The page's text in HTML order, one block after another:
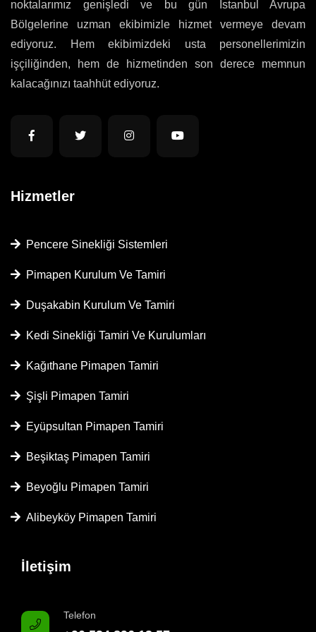
noktalarımız genişledi ve bu gün İstanbul Avrupa
Bölgelerine uzman ekibimizle hizmet vermeye devam
ediyoruz. Hem ekibimizdeki usta personellerimizin
işçiliğinden, hem de hizmetinden son derece memnun
kalacağınızı taahhüt ediyoruz.
Hizmetler
Pencere Sinekliği Sistemleri
Pimapen Kurulum Ve Tamiri
Duşakabin Kurulum Ve Tamiri
Kedi Sinekliği Tamiri Ve Kurulumları
Kağıthane Pimapen Tamiri
Şişli Pimapen Tamiri
Eyüpsultan Pimapen Tamiri
Beşiktaş Pimapen Tamiri
Beyoğlu Pimapen Tamiri
Alibeyköy Pimapen Tamiri
İletişim
Telefon